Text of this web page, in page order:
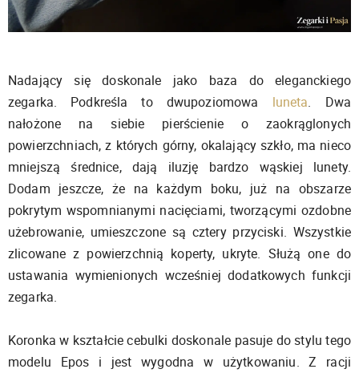
Nadający się doskonale jako baza do eleganckiego
zegarka. Podkreśla to dwupoziomowa luneta. Dwa
nałożone na siebie pierścienie o zaokrąglonych
powierzchniach, z których górny, okalający szkło, ma nieco
mniejszą średnice, dają iluzję bardzo wąskiej lunety.
Dodam jeszcze, że na każdym boku, już na obszarze
pokrytym wspomnianymi nacięciami, tworzącymi ozdobne
użebrowanie, umieszczone są cztery przyciski. Wszystkie
zlicowane z powierzchnią koperty, ukryte. Służą one do
ustawania wymienionych wcześniej dodatkowych funkcji
zegarka.
Koronka w kształcie cebulki doskonale pasuje do stylu tego
modelu Epos i jest wygodna w użytkowaniu. Z racji